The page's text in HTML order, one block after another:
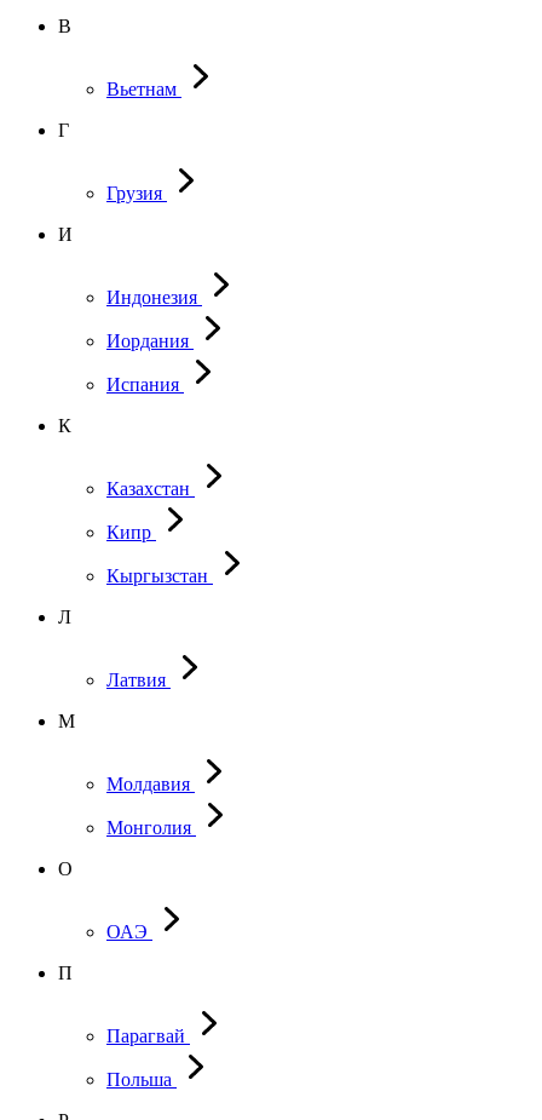
В
Вьетнам
Г
Грузия
И
Индонезия
Иордания
Испания
К
Казахстан
Кипр
Кыргызстан
Л
Латвия
М
Молдавия
Монголия
О
ОАЭ
П
Парагвай
Польша